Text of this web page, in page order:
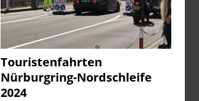
Touristenfahrten
Nürburgring-Nordschleife
2024